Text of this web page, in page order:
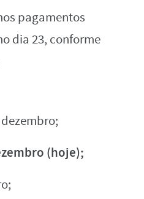
pagamentos
dia 23, conforme
(hoje);